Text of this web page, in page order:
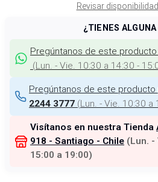
Revisar
¿TIENES ALGUNA
Pregúntanos de este
(Lun. - Vie. 10:30 a 14:30 -
Pregúntanos de este
2244 3777 (Lun. - Vie. 10:30
Visítanos en nuestra Tienda
918 - Santiago - Chile (Lun. -
15:00 a 19:00)